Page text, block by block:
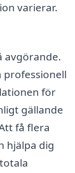
varierar.
avgörande.
professionell
för
gällande
få flera
hjälpa dig